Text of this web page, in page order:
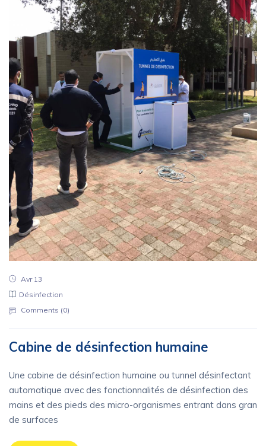
Avr 13
Désinfection
Comments (0)
Cabine de désinfection humaine
Une cabine de désinfection humaine ou tunnel désinfectant
automatique avec des fonctionnalités de désinfection des
mains et des pieds des micro-organismes entrant dans gran
de surfaces